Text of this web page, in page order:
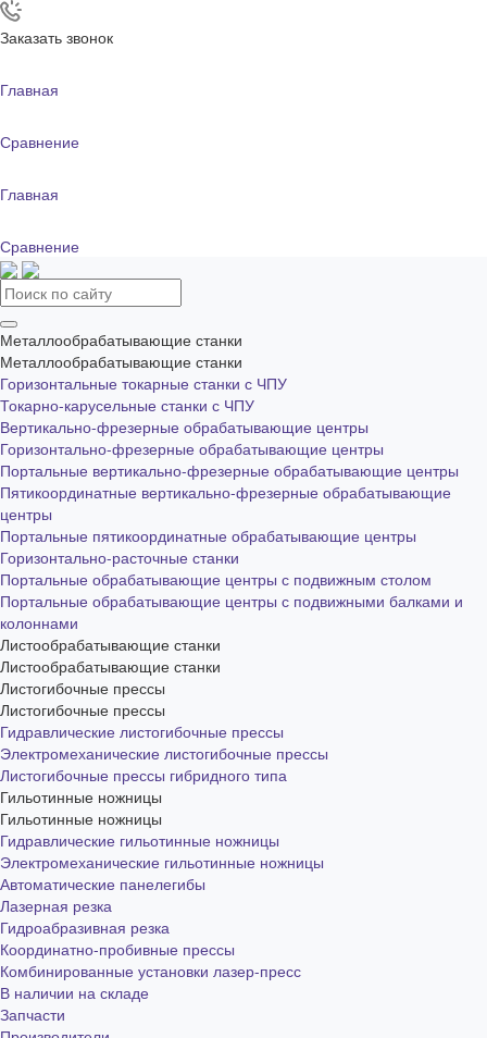
Заказать звонок
Главная
Сравнение
Главная
Сравнение
Металлообрабатывающие станки
Металлообрабатывающие станки
Горизонтальные токарные станки с ЧПУ
Токарно-карусельные станки с ЧПУ
Вертикально-фрезерные обрабатывающие центры
Горизонтально-фрезерные обрабатывающие центры
Портальные вертикально-фрезерные обрабатывающие центры
Пятикоординатные вертикально-фрезерные обрабатывающие
центры
Портальные пятикоординатные обрабатывающие центры
Горизонтально-расточные станки
Портальные обрабатывающие центры с подвижным столом
Портальные обрабатывающие центры с подвижными балками и
колоннами
Листообрабатывающие станки
Листообрабатывающие станки
Листогибочные прессы
Листогибочные прессы
Гидравлические листогибочные прессы
Электромеханические листогибочные прессы
Листогибочные прессы гибридного типа
Гильотинные ножницы
Гильотинные ножницы
Гидравлические гильотинные ножницы
Электромеханические гильотинные ножницы
Автоматические панелегибы
Лазерная резка
Гидроабразивная резка
Координатно-пробивные прессы
Комбинированные установки лазер-пресс
В наличии на складе
Запчасти